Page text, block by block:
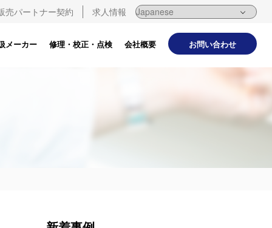
売パートナー契約 求人情報
メーカー 修理・校正・点検 会社概要 お問い合わせ